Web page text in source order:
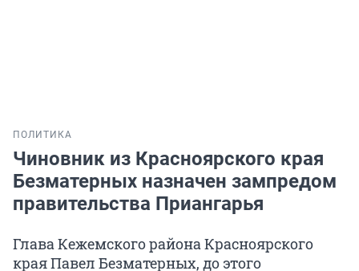
ПОЛИТИКА
Чиновник из Красноярского края
Безматерных назначен зампредом
правительства Приангарья
Глава Кежемского района Красноярского
края Павел Безматерных, до этого